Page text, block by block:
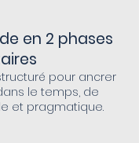
en 2 phases
pour ancrer
le temps, de
et pragmatique.